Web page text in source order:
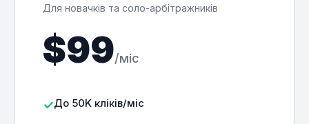
Для новачків та соло-арбітражників
$99/міс
До 50K кліків/міс